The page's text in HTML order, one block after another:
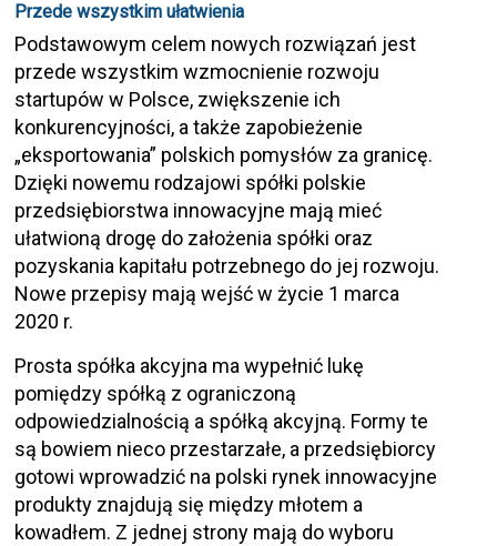
Przede wszystkim ułatwienia
Podstawowym celem nowych rozwiązań jest
przede wszystkim wzmocnienie rozwoju
startupów w Polsce, zwiększenie ich
konkurencyjności, a także zapobieżenie
„eksportowania” polskich pomysłów za granicę.
Dzięki nowemu rodzajowi spółki polskie
przedsiębiorstwa innowacyjne mają mieć
ułatwioną drogę do założenia spółki oraz
pozyskania kapitału potrzebnego do jej rozwoju.
Nowe przepisy mają wejść w życie 1 marca
2020 r.
Prosta spółka akcyjna ma wypełnić lukę
pomiędzy spółką z ograniczoną
odpowiedzialnością a spółką akcyjną. Formy te
są bowiem nieco przestarzałe, a przedsiębiorcy
gotowi wprowadzić na polski rynek innowacyjne
produkty znajdują się między młotem a
kowadłem. Z jednej strony mają do wyboru